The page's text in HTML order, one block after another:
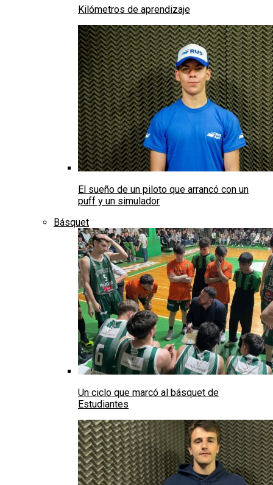
Kilómetros de aprendizaje
El sueño de un piloto que arrancó con un
puff y un simulador
Básquet
Un ciclo que marcó al básquet de
Estudiantes